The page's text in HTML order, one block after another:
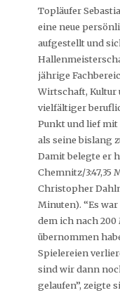
Topläufer
eine neue
aufgestellt und
jährige
Wirtschaft, Kultur
vielfältiger
Punkt und lief mit
als seine bislang
Damit belegte er
Chemnitz/3:47,35
Christopher
Minuten). “Es
dem ich nach
übernommen
Spielereien
sind wir dann
gelaufen”, zeigte